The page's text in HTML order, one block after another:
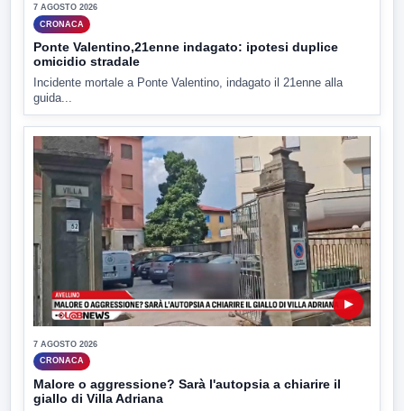
7 AGOSTO 2026
CRONACA
Ponte Valentino,21enne indagato: ipotesi duplice
omicidio stradale
Incidente mortale a Ponte Valentino, indagato il 21enne alla
guida...
▶
7 AGOSTO 2026
CRONACA
Malore o aggressione? Sarà l'autopsia a chiarire il
giallo di Villa Adriana